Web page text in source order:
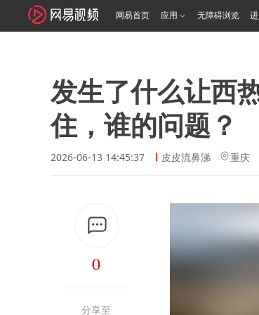
网易首页 应用 无障碍浏览
发生了什么让西
住，谁的问题？
2026-06-13 14:45:37 皮皮流鼻涕 重庆
0
分享至